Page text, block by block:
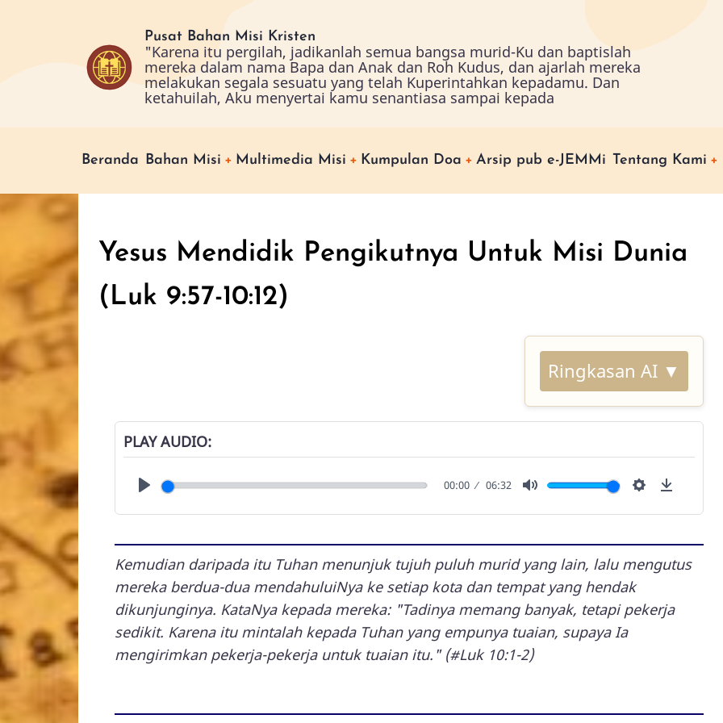
Pusat Bahan Misi Kristen
"Karena itu pergilah, jadikanlah semua bangsa murid-Ku dan baptislah
mereka dalam nama Bapa dan Anak dan Roh Kudus, dan ajarlah mereka
melakukan segala sesuatu yang telah Kuperintahkan kepadamu. Dan
ketahuilah, Aku menyertai kamu senantiasa sampai kepada
Main
Beranda Bahan Misi Multimedia Misi Kumpulan Doa Arsip pub e-JEMMi Tentang Kami
Yesus Mendidik Pengikutnya Untuk Misi Dunia
(Luk 9:57-10:12)
Ringkasan AI ▼
PLAY AUDIO
00:00 06:32
Kemudian daripada itu Tuhan menunjuk tujuh puluh murid yang lain, lalu mengutus
mereka berdua-dua mendahuluiNya ke setiap kota dan tempat yang hendak
dikunjunginya. KataNya kepada mereka: "Tadinya memang banyak, tetapi pekerja
sedikit. Karena itu mintalah kepada Tuhan yang empunya tuaian, supaya Ia
mengirimkan pekerja-pekerja untuk tuaian itu." (#Luk 10:1-2)